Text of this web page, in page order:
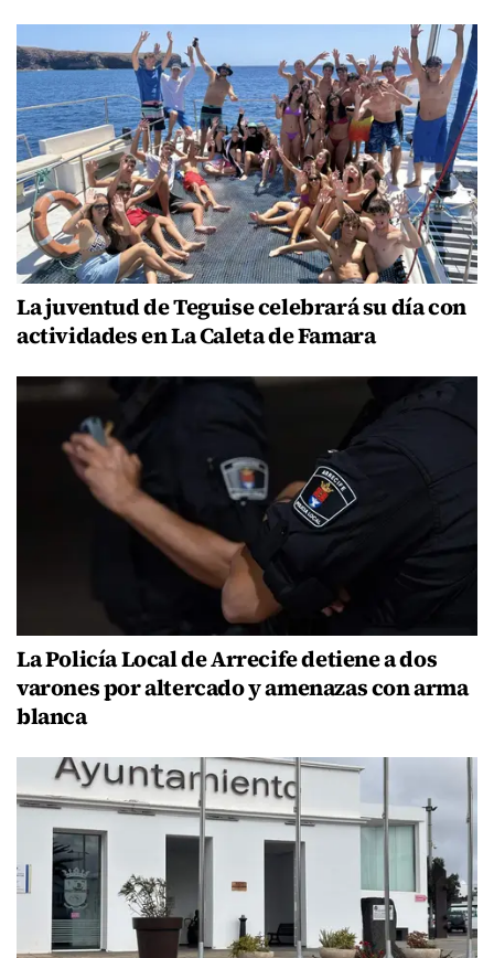
La juventud de Teguise celebrará su día con
actividades en La Caleta de Famara
La Policía Local de Arrecife detiene a dos
varones por altercado y amenazas con arma
blanca